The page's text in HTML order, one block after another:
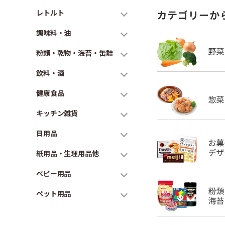
レトルト
調味料・油
粉類・乾物・海苔・缶詰
飲料・酒
健康食品
キッチン雑貨
日用品
紙用品・生理用品他
ベビー用品
ペット用品
カテゴリーか